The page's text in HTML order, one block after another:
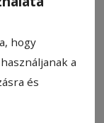
hogy
a
és
Markó
és közéleti
az elmúlás
illetve